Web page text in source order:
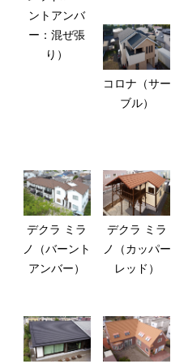
ントアンバ
ー：混ぜ張
り）
コロナ（サー
ブル）
デクラ ミラ
ノ（バーント
アンバー）
デクラ ミラ
ノ（カッパー
レッド）